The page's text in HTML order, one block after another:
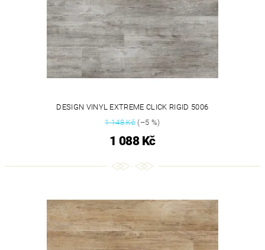
DESIGN VINYL EXTREME CLICK RIGID 5006
1 148 Kč(–5 %)
1 088 Kč